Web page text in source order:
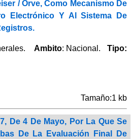
/ Orve, Como Mecanismo De
Electrónico Y Al Sistema De
Ambito: Nacional.Tipo:
Tamaño:1 kb
De 4 De Mayo, Por La Que Se
De La Evaluación Final De